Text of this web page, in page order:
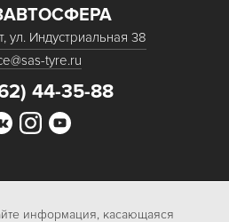
ул. Индустриальная 38
tyre.ru
44-35-88
информация, касающаяся